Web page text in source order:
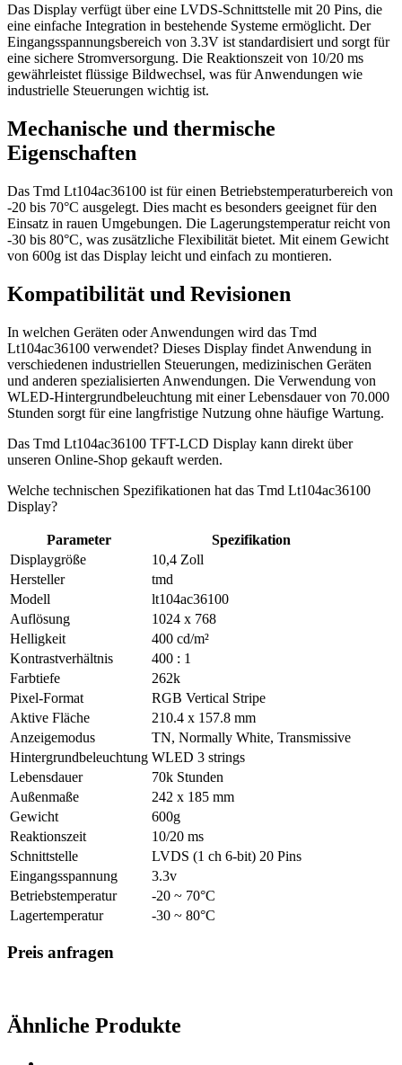
Das Display verfügt über eine LVDS-Schnittstelle mit 20 Pins, die
eine einfache Integration in bestehende Systeme ermöglicht. Der
Eingangsspannungsbereich von 3.3V ist standardisiert und sorgt für
eine sichere Stromversorgung. Die Reaktionszeit von 10/20 ms
gewährleistet flüssige Bildwechsel, was für Anwendungen wie
industrielle Steuerungen wichtig ist.
Mechanische und thermische
Eigenschaften
Das Tmd Lt104ac36100 ist für einen Betriebstemperaturbereich von
-20 bis 70°C ausgelegt. Dies macht es besonders geeignet für den
Einsatz in rauen Umgebungen. Die Lagerungstemperatur reicht von
-30 bis 80°C, was zusätzliche Flexibilität bietet. Mit einem Gewicht
von 600g ist das Display leicht und einfach zu montieren.
Kompatibilität und Revisionen
In welchen Geräten oder Anwendungen wird das Tmd
Lt104ac36100 verwendet? Dieses Display findet Anwendung in
verschiedenen industriellen Steuerungen, medizinischen Geräten
und anderen spezialisierten Anwendungen. Die Verwendung von
WLED-Hintergrundbeleuchtung mit einer Lebensdauer von 70.000
Stunden sorgt für eine langfristige Nutzung ohne häufige Wartung.
Das Tmd Lt104ac36100 TFT-LCD Display kann direkt über
unseren Online-Shop gekauft werden.
Welche technischen Spezifikationen hat das Tmd Lt104ac36100
Display?
Parameter
Spezifikation
Displaygröße
10,4 Zoll
Hersteller
tmd
Modell
lt104ac36100
Auflösung
1024 x 768
Helligkeit
400 cd/m²
Kontrastverhältnis
400 : 1
Farbtiefe
262k
Pixel-Format
RGB Vertical Stripe
Aktive Fläche
210.4 x 157.8 mm
Anzeigemodus
TN, Normally White, Transmissive
Hintergrundbeleuchtung WLED 3 strings
Lebensdauer
70k Stunden
Außenmaße
242 x 185 mm
Gewicht
600g
Reaktionszeit
10/20 ms
Schnittstelle
LVDS (1 ch 6-bit) 20 Pins
Eingangsspannung
3.3v
Betriebstemperatur
-20 ~ 70°C
Lagertemperatur
-30 ~ 80°C
Preis anfragen
Ähnliche Produkte